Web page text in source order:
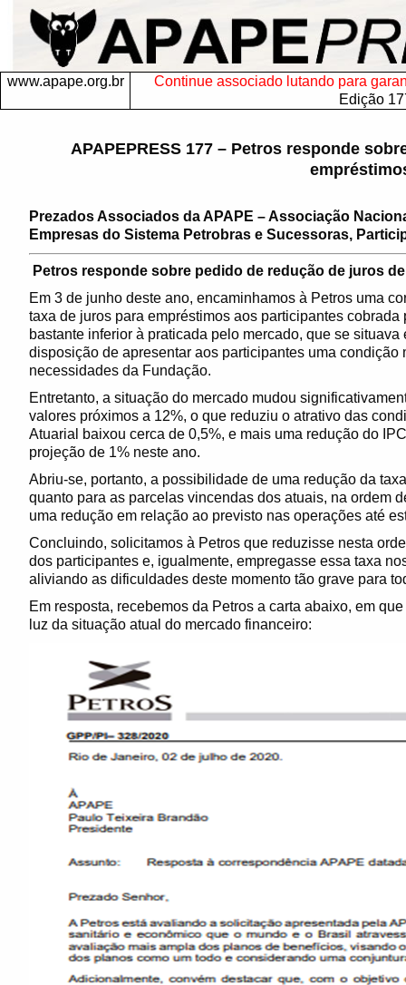
www.apape.org.br
Continue associado lutando para
Edição
APAPEPRESS 177 – Petros responde
Prezados Associados da APAPE – Associação
Empresas do Sistema Petrobras e Sucessoras,
Petros responde sobre pedido de redução de juros
Em 3 de junho deste ano, encaminhamos à Petros uma
taxa de juros para empréstimos aos participantes
bastante inferior à praticada pelo mercado, que se
disposição de apresentar aos participantes uma condição
necessidades da Fundação.
Entretanto, a situação do mercado mudou
valores próximos a 12%, o que reduziu o atrativo das
Atuarial baixou cerca de 0,5%, e mais uma redução do
projeção de 1% neste ano.
Abriu-se, portanto, a possibilidade de uma redução da
quanto para as parcelas vincendas dos atuais, na ordem
uma redução em relação ao previsto nas operações até
Concluindo, solicitamos à Petros que reduzisse nesta
dos participantes e, igualmente, empregasse essa taxa
aliviando as dificuldades deste momento tão grave para
Em resposta, recebemos da Petros a carta abaixo, em
luz da situação atual do mercado financeiro: